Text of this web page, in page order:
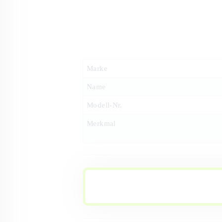
Marke
Name
Modell-Nr.
Merkmal